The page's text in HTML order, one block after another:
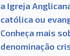
a Igreja
católica ou
Conheça mais
denominação